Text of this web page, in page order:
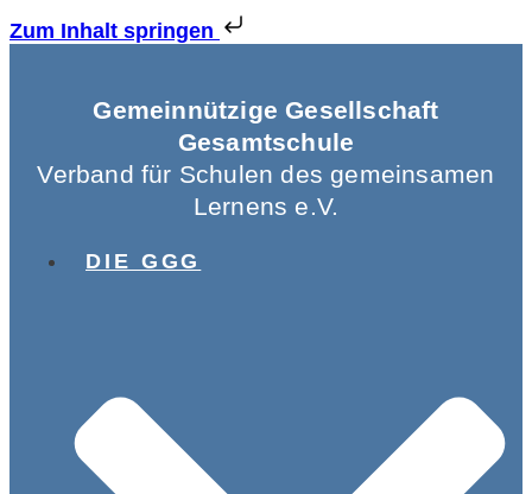
Zum Inhalt springen
Gemeinnützige Gesellschaft
Gesamtschule
Verband für Schulen des gemeinsamen
Lernens e.V.
DIE GGG